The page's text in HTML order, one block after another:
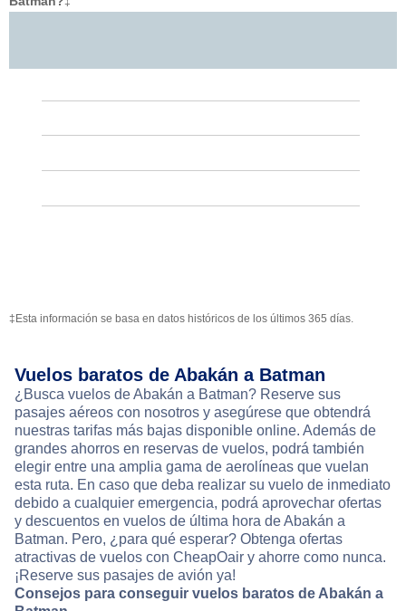
‡Esta información se basa en datos históricos de los últimos 365 días.
Vuelos baratos de Abakán a Batman
¿Busca vuelos de Abakán a Batman? Reserve sus
pasajes aéreos con nosotros y asegúrese que obtendrá
nuestras tarifas más bajas disponible online. Además de
grandes ahorros en reservas de vuelos, podrá también
elegir entre una amplia gama de aerolíneas que vuelan
esta ruta. En caso que deba realizar su vuelo de inmediato
debido a cualquier emergencia, podrá aprovechar ofertas
y descuentos en vuelos de última hora de Abakán a
Batman. Pero, ¿para qué esperar? Obtenga ofertas
atractivas de vuelos con CheapOair y ahorre como nunca.
¡Reserve sus pasajes de avión ya!
Consejos para conseguir vuelos baratos de Abakán a